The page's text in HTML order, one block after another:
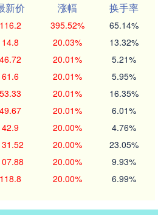
新价 涨幅
换手率
116.2 395.52% 65.14%
14.8 20.03% 13.32%
46.72 20.01% 5.21%
61.6 20.01% 5.95%
53.33 20.01% 16.35%
49.67 20.01% 6.01%
42.9 20.00% 4.76%
20.00% 23.05%
20.00% 9.93%
118.8 20.00% 6.99%